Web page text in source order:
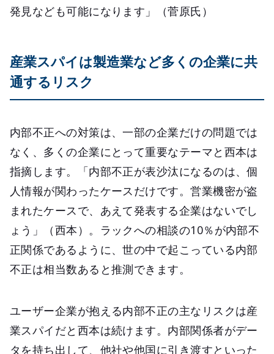
発見なども可能になります」（菅原氏）
産業スパイは製造業など多くの企業に共
通するリスク
内部不正への対策は、一部の企業だけの問題では
なく、多くの企業にとって重要なテーマと西本は
指摘します。「内部不正が表沙汰になるのは、個
人情報が関わったケースだけです。営業機密が盗
まれたケースで、あえて発表する企業はないでし
ょう」（西本）。ラックへの相談の10％が内部不
正関係であるように、世の中で起こっている内部
不正は相当数あると推測できます。
ユーザー企業が抱える内部不正の主なリスクは産
業スパイだと西本は続けます。内部関係者がデー
タを持ち出して、他社や他国に引き渡すといった